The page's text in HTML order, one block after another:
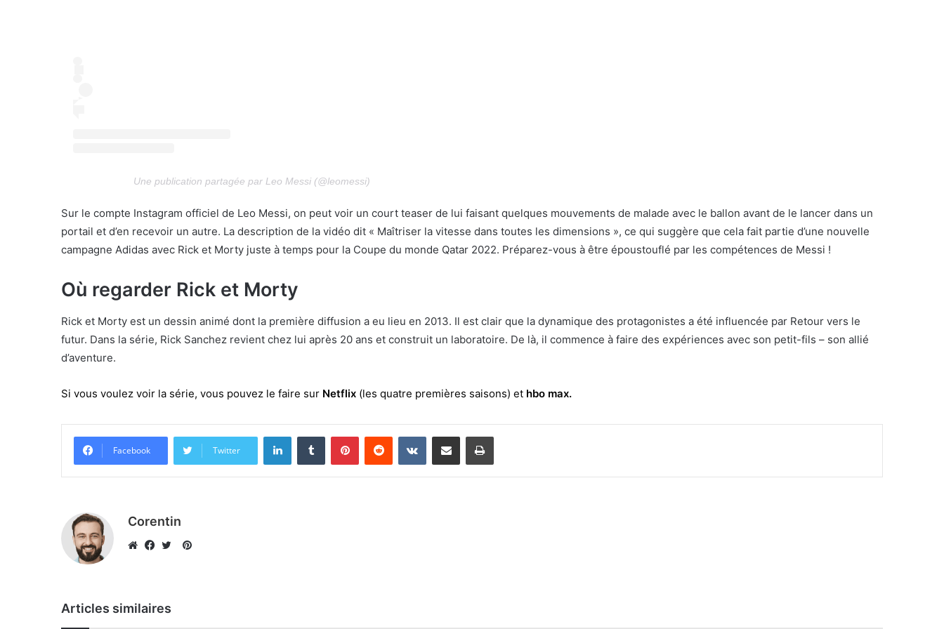
Une publication partagée par Leo Messi (@leomessi)
Sur le compte Instagram officiel de Leo Messi, on peut voir un court teaser de lui faisant quelques mouvements de malade avec le ballon avant de le lancer dans un
portail et d’en recevoir un autre. La description de la vidéo dit « Maîtriser la vitesse dans toutes les dimensions », ce qui suggère que cela fait partie d’une nouvelle
campagne Adidas avec Rick et Morty juste à temps pour la Coupe du monde Qatar 2022. Préparez-vous à être époustouflé par les compétences de Messi !
Où regarder Rick et Morty
Rick et Morty est un dessin animé dont la première diffusion a eu lieu en 2013. Il est clair que la dynamique des protagonistes a été influencée par Retour vers le
futur. Dans la série, Rick Sanchez revient chez lui après 20 ans et construit un laboratoire. De là, il commence à faire des expériences avec son petit-fils – son allié
d’aventure.
Si vous voulez voir la série, vous pouvez le faire sur Netflix (les quatre premières saisons) et hbo max.
Facebook Twitter
LinkedinTumblr PinterestReddit VKontaktePartager par email Imprimer
Corentin
Pinterest
Articles similaires